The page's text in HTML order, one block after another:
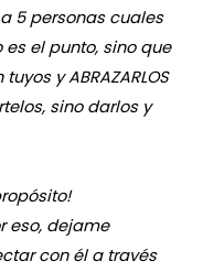
5 personas cuales
es el punto, sino que
y ABRAZARLOS
sino darlos y
eso, dejame
con él a través